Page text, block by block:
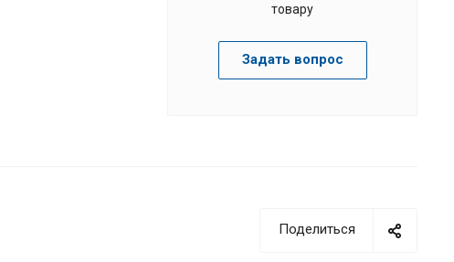
товару
Задать вопрос
Поделиться